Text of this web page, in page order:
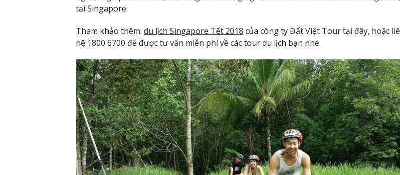
tại Singapore.
Tham khảo thêm: du lịch Singapore Tết 2018 của công ty Đất Việt Tour tại đây, hoặc
hệ 1800 6700 để được tư vấn miễn phí về các tour du lịch bạn nhé.